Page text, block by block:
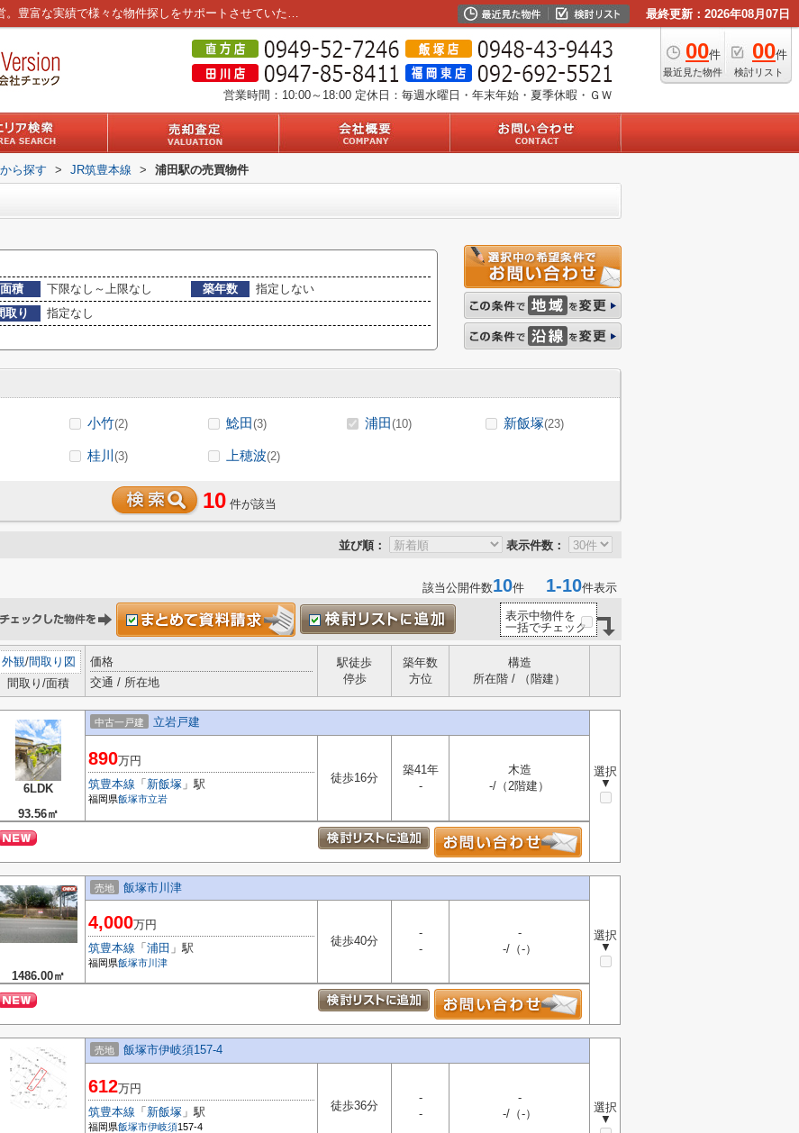
浦田駅の不動産一覧｜筑豊エリア3店舗を運営。豊富な実績で様々な物件探しをサポートさせていただきます。 最終更新：2026年08月07日
00件
最近見た物件
00件
検討リスト
営業時間：10:00～18:00 定休日：毎週水曜日・年末年始・夏季休暇・ＧＷ
ら探す > JR筑豊本線 > 浦田駅の売買物件
面積 下限なし～上限なし 築年数
指定しない
取り
指定なし
小竹(2) 鯰田(3) 浦田(10) 新飯塚(23)
桂川 (3) 上穂波(2)
10 件が該当
並び順： 表示件数：
該当公開件数10件 1-10件表示
表示中物件を
一括でチェック
外観/間取り図
間取り/面積
価格
交通 / 所在地
駅徒歩
停歩
築年数
方位
構造
所在階 / （階建）
6LDK
93.56㎡
中古一戸建 立岩戸建
選択
▼
890万円
筑豊本線 「 新飯塚 」駅
福岡県飯塚市立岩
徒歩16分
築41年
-
木造
-/（2階建）
1486.00㎡
売地 飯塚市川津
選択
▼
4,000万円
筑豊本線 「 浦田 」駅
福岡県飯塚市川津
徒歩40分
-
-
-
-/（-）
売地 飯塚市伊岐須157-4
選択
▼
612万円
筑豊本線 「 新飯塚 」駅
福岡県飯塚市伊岐須157-4
徒歩36分
-
-
-
-/（-）